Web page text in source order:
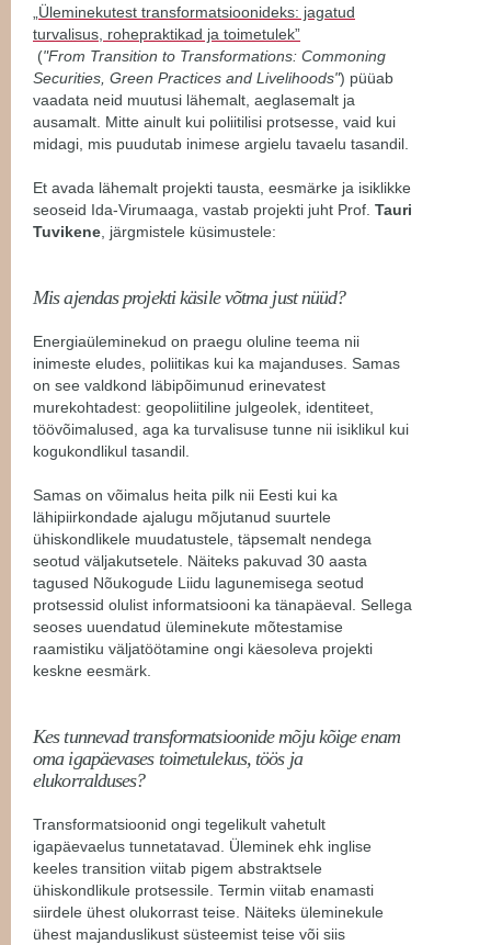
„Üleminekutest transformatsioonideks: jagatud
turvalisus, rohepraktikad ja toimetulek”
("From Transition to Transformations: Commoning
Securities, Green Practices and Livelihoods") püüab
vaadata neid muutusi lähemalt, aeglasemalt ja
ausamalt. Mitte ainult kui poliitilisi protsesse, vaid kui
midagi, mis puudutab inimese argielu tavaelu tasandil.
Et avada lähemalt projekti tausta, eesmärke ja isiklikke
seoseid Ida-Virumaaga, vastab projekti juht Prof. Tauri
Tuvikene , järgmistele küsimustele:
Mis ajendas projekti käsile võtma just nüüd?
Energiaüleminekud on praegu oluline teema nii
inimeste eludes, poliitikas kui ka majanduses. Samas
on see valdkond läbipõimunud erinevatest
murekohtadest: geopoliitiline julgeolek, identiteet,
töövõimalused, aga ka turvalisuse tunne nii isiklikul kui
kogukondlikul tasandil.
Samas on võimalus heita pilk nii Eesti kui ka
lähipiirkondade ajalugu mõjutanud suurtele
ühiskondlikele muudatustele, täpsemalt nendega
seotud väljakutsetele. Näiteks pakuvad 30 aasta
tagused Nõukogude Liidu lagunemisega seotud
protsessid olulist informatsiooni ka tänapäeval. Sellega
seoses uuendatud üleminekute mõtestamise
raamistiku väljatöötamine ongi käesoleva projekti
keskne eesmärk.
Kes tunnevad transformatsioonide mõju kõige enam
oma igapäevases toimetulekus, töös ja
elukorralduses?
Transformatsioonid ongi tegelikult vahetult
igapäevaelus tunnetatavad. Üleminek ehk inglise
keeles transition viitab pigem abstraktsele
ühiskondlikule protsessile. Termin viitab enamasti
siirdele ühest olukorrast teise. Näiteks üleminekule
ühest majanduslikust süsteemist teise või siis